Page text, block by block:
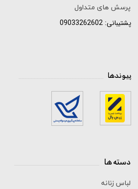
پرسش های متداول
لباس زنانه
پشتیبانی: 09033262602
پیوندها
دسته ها